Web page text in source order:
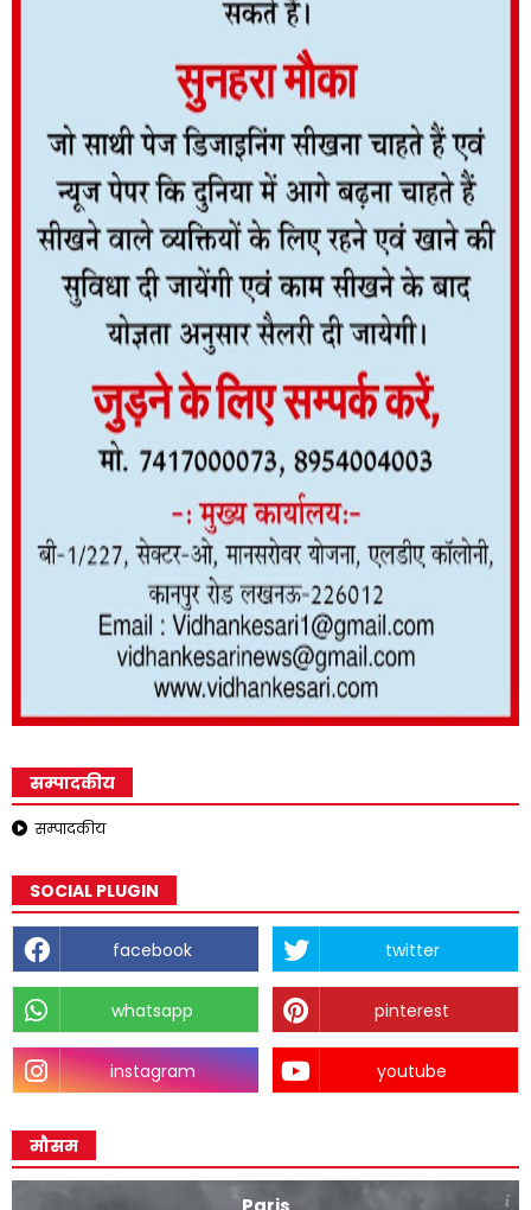
सम्पादकीय
सम्पादकीय
SOCIAL PLUGIN
facebook twitter
whatsapp pinterest
instagram youtube
मौसम